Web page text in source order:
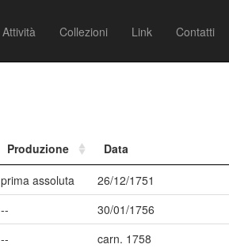
Attività Collezioni Link Contatti
Produzione Data
prima assoluta 26/12/1751
-- 30/01/1756
-- carn. 1758